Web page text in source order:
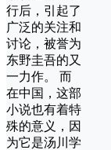
行后，引起了
广泛的关注和
讨论，被誉为
东野圭吾的又
一力作。 而
在中国，这部
小说也有着特
殊的意义，因
为它是汤川学